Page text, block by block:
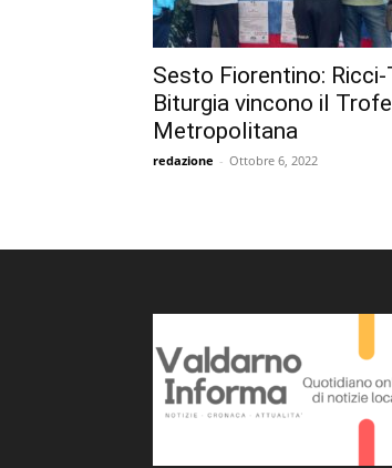
Sesto Fiorentino:
Biturgia vincono il
Metropolitana
redazione - Ottobre 6, 2022